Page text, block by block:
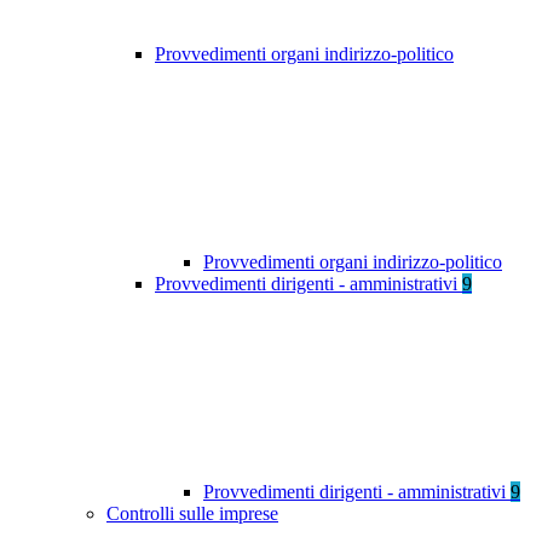
Provvedimenti organi indirizzo-politico
Provvedimenti organi indirizzo-politico
Provvedimenti dirigenti - amministrativi 9
Provvedimenti dirigenti - amministrativi 9
Controlli sulle imprese